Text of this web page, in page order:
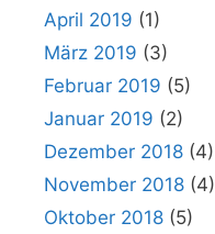
April 2019 (1)
März 2019 (3)
Februar 2019 (5)
Januar 2019 (2)
Dezember 2018 (4)
November 2018 (4)
Oktober 2018 (5)